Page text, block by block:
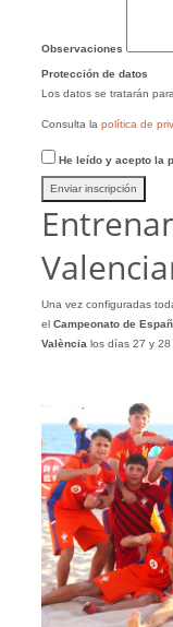
Observaciones
Protección de datos
Los datos se tratarán
Consulta la política de
He leído y acepto la
Enviar inscripción
Una vez configuradas
el Campeonato de
Valèncialos días 27 y 28